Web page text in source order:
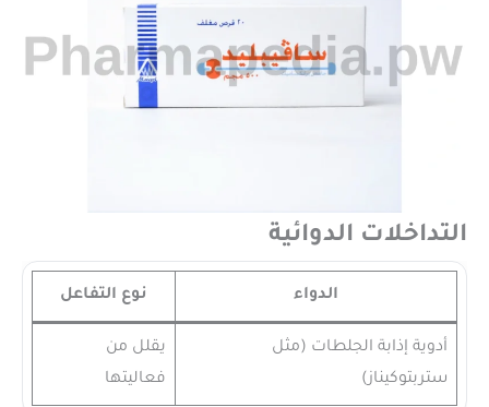
التداخلات الدوائية
الدواء نوع التفاعل
أدوية إذابة الجلطات (مثل
ستربتوكيناز)
يقلل من
فعاليتها